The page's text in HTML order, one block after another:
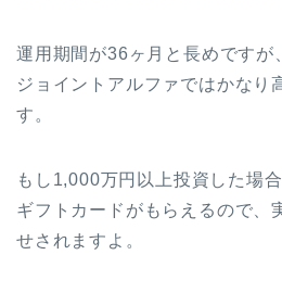
運用期間が36ヶ月と長めですが
ジョイントアルファではかなり
す。
もし1,000万円以上投資した場
ギフトカードがもらえるので、
せされますよ。